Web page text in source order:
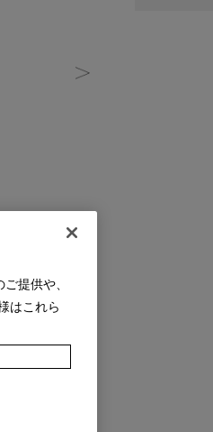
提供や、
はこれら